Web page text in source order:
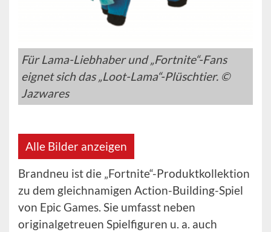
Für Lama-Liebhaber und „Fortnite“-Fans
eignet sich das „Loot-Lama“-Plüschtier. ©
Jazwares
Alle Bilder anzeigen
Brandneu ist die „Fortnite“-Produktkollektion
zu dem gleichnamigen Action-Building-Spiel
von Epic Games. Sie umfasst neben
originalgetreuen Spielfiguren u. a. auch